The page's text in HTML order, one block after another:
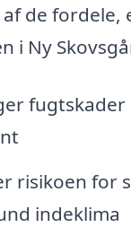
de fordele,
i Ny
risikoen for
indeklima